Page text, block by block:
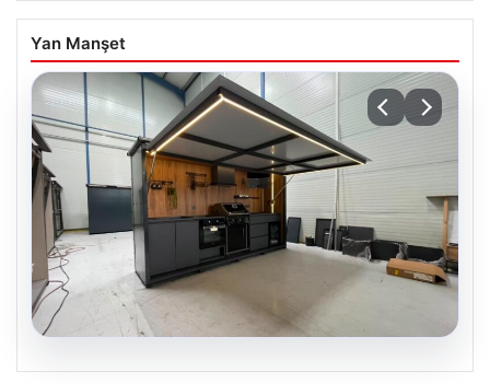
Yan Manşet